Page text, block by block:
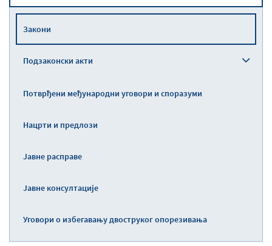
Услуге
Закони
Подзаконски акти
Потврђени међународни уговори и споразуми
Нацрти и предлози
Јавне расправе
Јавне консултације
Уговори о избегавању двоструког опорезивања